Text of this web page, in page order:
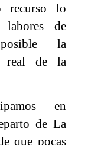
recurso lo
labores de
la
real de la
en
de La
que pocas